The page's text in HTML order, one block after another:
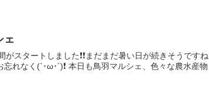
ェ
スタートしました❗❗まだまだ暑い日が続きそうですね
れなく(`･ω･´)❗ 本日も鳥羽マルシェ、色々な農水産物